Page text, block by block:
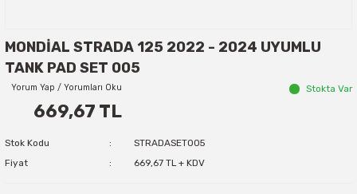
MONDİAL STRADA 125 2022 - 2024 UYUMLU
TANK PAD SET 005
Yorum Yap / Yorumları Oku Stokta Var
669,67 TL
Stok Kodu
STRADASET005
Fiyat
669,67 TL + KDV